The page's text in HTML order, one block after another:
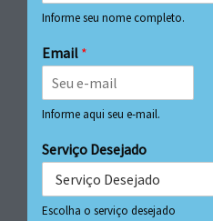
Informe seu nome completo.
Email *
Informe aqui seu e-mail.
Serviço Desejado
Escolha o serviço desejado